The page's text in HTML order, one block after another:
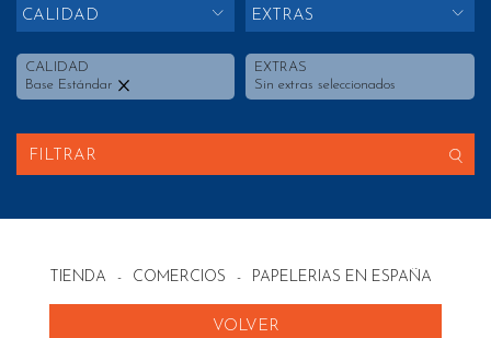
CALIDAD
CALIDAD
Base Estándar
EXTRAS
EXTRAS
Sin extras seleccionados
FILTRAR
TIENDA - COMERCIOS - PAPELERIAS EN ESPAÑA
VOLVER